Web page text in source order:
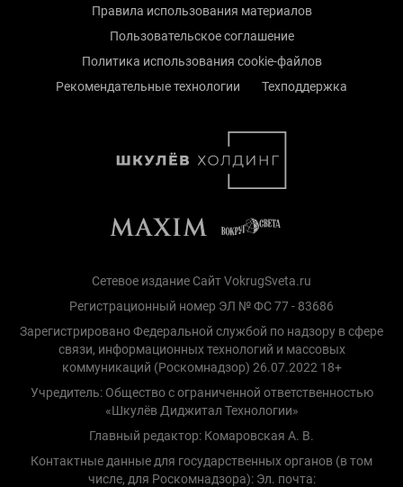
Правила использования материалов
Пользовательское соглашение
Политика использования cookie-файлов
Рекомендательные технологии
Техподдержка
Сетевое издание Сайт VokrugSveta.ru
Регистрационный номер ЭЛ № ФС 77 - 83686
Зарегистрировано Федеральной службой по надзору в сфере
связи, информационных технологий и массовых
коммуникаций (Роскомнадзор) 26.07.2022 18+
Учредитель: Общество с ограниченной ответственностью
«Шкулёв Диджитал Технологии»
Главный редактор: Комаровская А. В.
Контактные данные для государственных органов (в том
числе, для Роскомнадзора): Эл. почта: